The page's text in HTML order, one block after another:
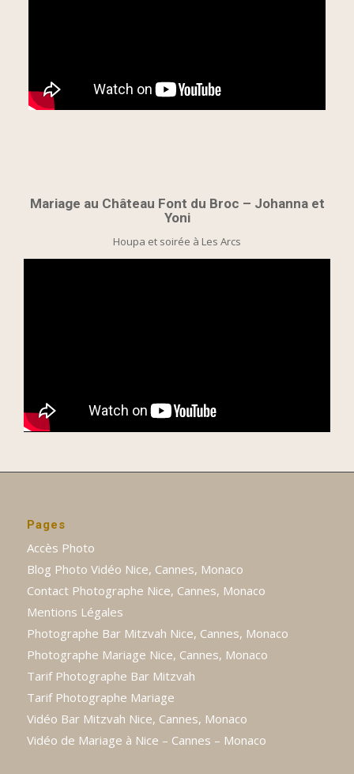
Mariage au Château Font du Broc – Johanna et
Yoni
Houpa et soirée à Les Arcs
Pages
Accès Photo
Blog Photo Vidéo Nice, Cannes, Monaco
Contact Photographe Nice, Cannes, Monaco
Mentions Légales
Photographe Bar Mitzvah Nice, Cannes, Monaco
Photographe Mariage Nice, Cannes, Monaco
Tarif Photographe Bar Mitzvah
Tarif Photographe Mariage
Vidéo Bar Mitzvah Nice, Cannes, Monaco
Vidéo de Mariage à Nice – Cannes – Monaco